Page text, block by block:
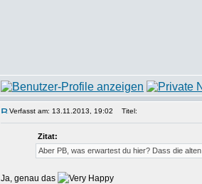
Verfasst am: 13.11.2013, 19:02 Titel:
Zitat:
Aber PB, was erwartest du hier? Dass die
Ja, genau das